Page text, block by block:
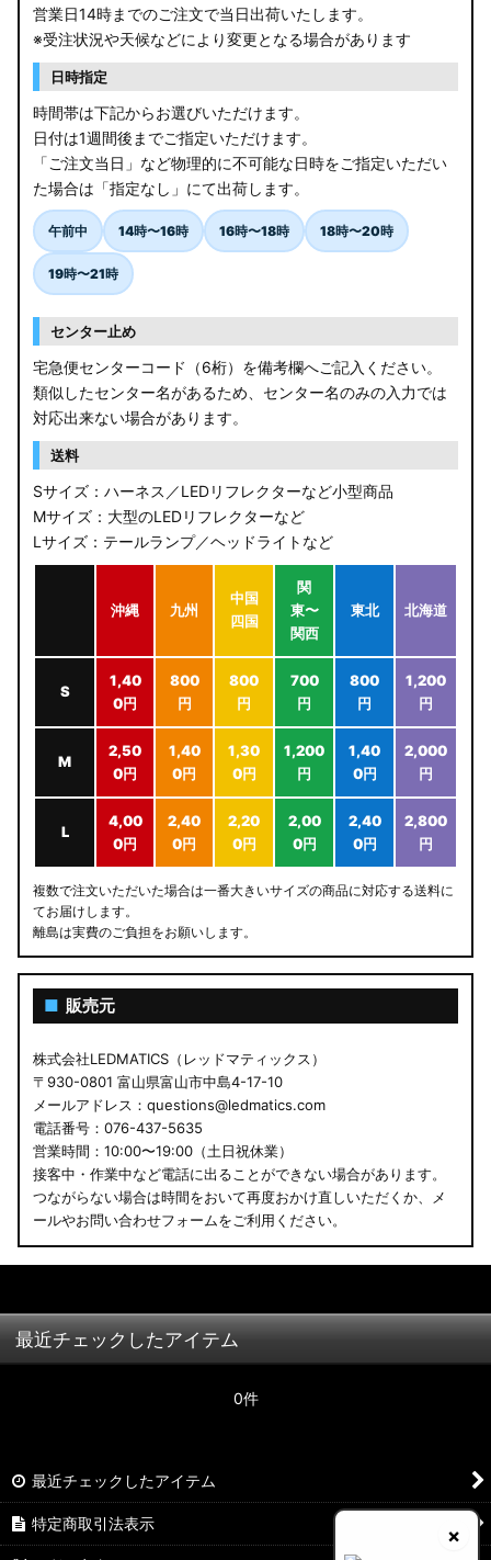
営業日14時までのご注文で当日出荷いたします。
※受注状況や天候などにより変更となる場合があります
日時指定
時間帯は下記からお選びいただけます。
日付は1週間後までご指定いただけます。
「ご注文当日」など物理的に不可能な日時をご指定いただい
た場合は「指定なし」にて出荷します。
午前中 14時〜16時 16時〜18時 18時〜20時
19時〜21時
センター止め
宅急便センターコード（6桁）を備考欄へご記入ください。
類似したセンター名があるため、センター名のみの入力では
対応出来ない場合があります。
送料
Sサイズ：ハーネス／LEDリフレクターなど小型商品
Mサイズ：大型のLEDリフレクターなど
Lサイズ：テールランプ／ヘッドライトなど
沖縄 九州
中国
四国
関
東〜
関西
東北 北海道
S
1,40
0円
800
円
800
円
700
円
800
円
1,200
円
M
2,50
0円
1,40
0円
1,30
0円
1,200
円
1,40
0円
2,000
円
L
4,00
0円
2,40
0円
2,20
0円
2,00
0円
2,40
0円
2,800
円
複数で注文いただいた場合は一番大きいサイズの商品に対応する送料に
てお届けします。
離島は実費のご負担をお願いします。
■ 販売元
株式会社LEDMATICS（レッドマティックス）
〒930-0801 富山県富山市中島4-17-10
メールアドレス：questions@ledmatics.com
電話番号：076-437-5635
営業時間：10:00〜19:00（土日祝休業）
接客中・作業中など電話に出ることができない場合があります。
つながらない場合は時間をおいて再度おかけ直しいただくか、メ
ールやお問い合わせフォームをご利用ください。
×
最近チェックしたアイテム
0件
最近チェックしたアイテム
特定商取引法表示